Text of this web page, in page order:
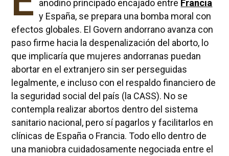
anodino principado encajado entre Francia
y España, se prepara una bomba moral con
efectos globales. El Govern andorrano avanza con
paso firme hacia la despenalización del aborto, lo
que implicaría que mujeres andorranas puedan
abortar en el extranjero sin ser perseguidas
legalmente, e incluso con el respaldo financiero de
la seguridad social del país (la CASS). No se
contempla realizar abortos dentro del sistema
sanitario nacional, pero sí pagarlos y facilitarlos en
clínicas de España o Francia. Todo ello dentro de
una maniobra cuidadosamente negociada entre el